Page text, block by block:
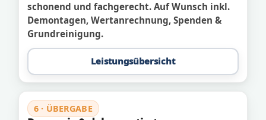
schonend und fachgerecht. Auf Wunsch inkl.
Demontagen, Wertanrechnung, Spenden &
Grundreinigung.
Leistungsübersicht
6 · ÜBERGABE